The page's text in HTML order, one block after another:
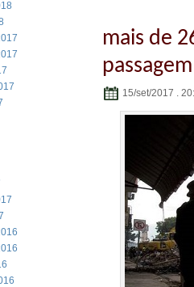
mais de
15/set/2017 .